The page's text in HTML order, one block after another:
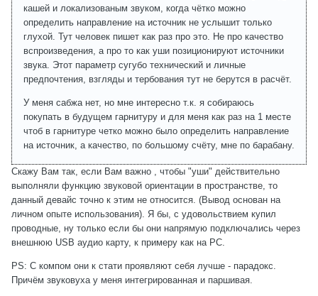
кашей и локализованым звуком, когда чётко можно
определить направление на источник не услышит только
глухой. Тут человек пишет как раз про это. Не про качество
вспроизведения, а про то как уши позиционируют источники
звука. Этот параметр сугубо технический и личные
предпочтения, взгляды и тербования тут не берутся в расчёт.
У меня сабжа нет, но мне интересно т.к. я собираюсь
покупать в будущем гарнитуру и для меня как раз на 1 месте
чтоб в гарнитуре четко можно было определить направление
на источник, а качество, по большому счёту, мне по барабану.
Скажу Вам так, если Вам важно , чтобы "уши" действительно
выполняли функцию звуковой ориентации в пространстве, то
данный девайс точно к этим не относится. (Вывод основан на
личном опыте использования). Я бы, с удовольствием купил
проводные, ну только если бы они напрямую подключались через
внешнюю USB аудио карту, к примеру как на PC.
PS: С компом они к стати проявляют себя лучше - парадокс.
Причём звуковуха у меня интегрированная и паршивая.